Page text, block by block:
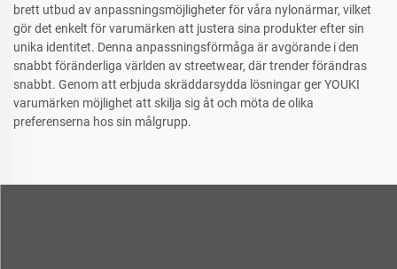
brett utbud av anpassningsmöjligheter för våra nylonärmar, vilket
gör det enkelt för varumärken att justera sina produkter efter sin
unika identitet. Denna anpassningsförmåga är avgörande i den
snabbt föränderliga världen av streetwear, där trender förändras
snabbt. Genom att erbjuda skräddarsydda lösningar ger YOUKI
varumärken möjlighet att skilja sig åt och möta de olika
preferenserna hos sin målgrupp.